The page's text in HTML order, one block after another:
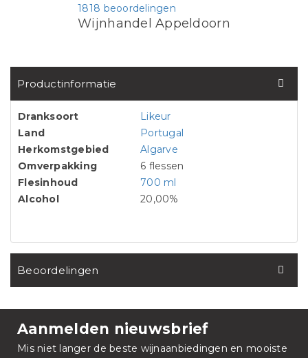
Wijnhandel Appeldoorn
1818 beoordelingen
Productinformatie
Dranksoort
Likeur
Land
Portugal
Herkomstgebied
Algarve
Omverpakking
6 flessen
Flesinhoud
700 ml
Alcohol
20,00%
Beoordelingen
Aanmelden nieuwsbrief
Mis niet langer de beste wijnaanbiedingen en mooiste